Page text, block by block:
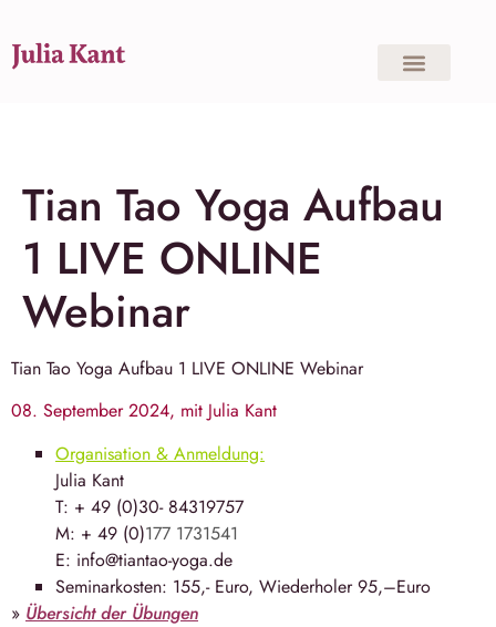
Tian Tao Yoga Aufbau
1 LIVE ONLINE
Webinar
Tian Tao Yoga Aufbau 1 LIVE ONLINE Webinar
08. September 2024, mit Julia Kant
Organisation & Anmeldung:
Julia Kant
T: + 49 (0)30- 84319757
M: + 49 (0)177 1731541
E: info@tiantao-yoga.de
Seminarkosten: 155,- Euro, Wiederholer 95,–Euro
» Übersicht der Übungen